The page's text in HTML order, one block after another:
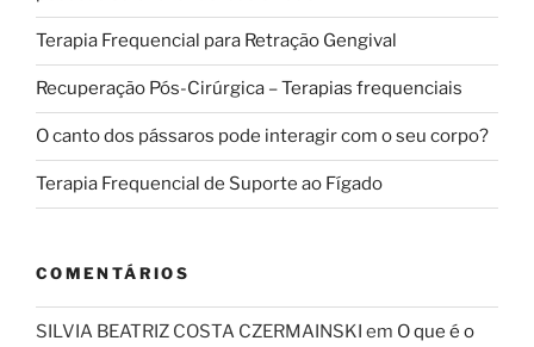
Terapia Frequencial para Retração Gengival
Recuperação Pós-Cirúrgica – Terapias frequenciais
O canto dos pássaros pode interagir com o seu corpo?
Terapia Frequencial de Suporte ao Fígado
COMENTÁRIOS
SILVIA BEATRIZ COSTA CZERMAINSKI em O que é o